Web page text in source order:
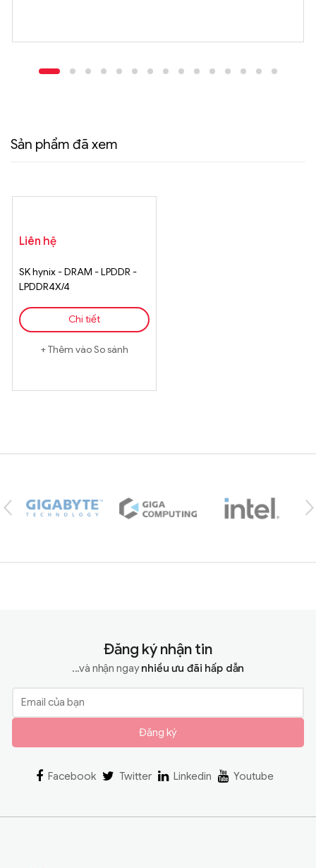
Sản phẩm đã xem
Liên hệ
SK hynix - DRAM - LPDDR -
LPDDR4X/4
Chi tiết
Thêm vào So sánh
Đăng ký nhận tin
...và nhận ngaynhiều ưu đãi hấp dẫn
Đăng ký
Facebook Twitter Linkedin Youtube